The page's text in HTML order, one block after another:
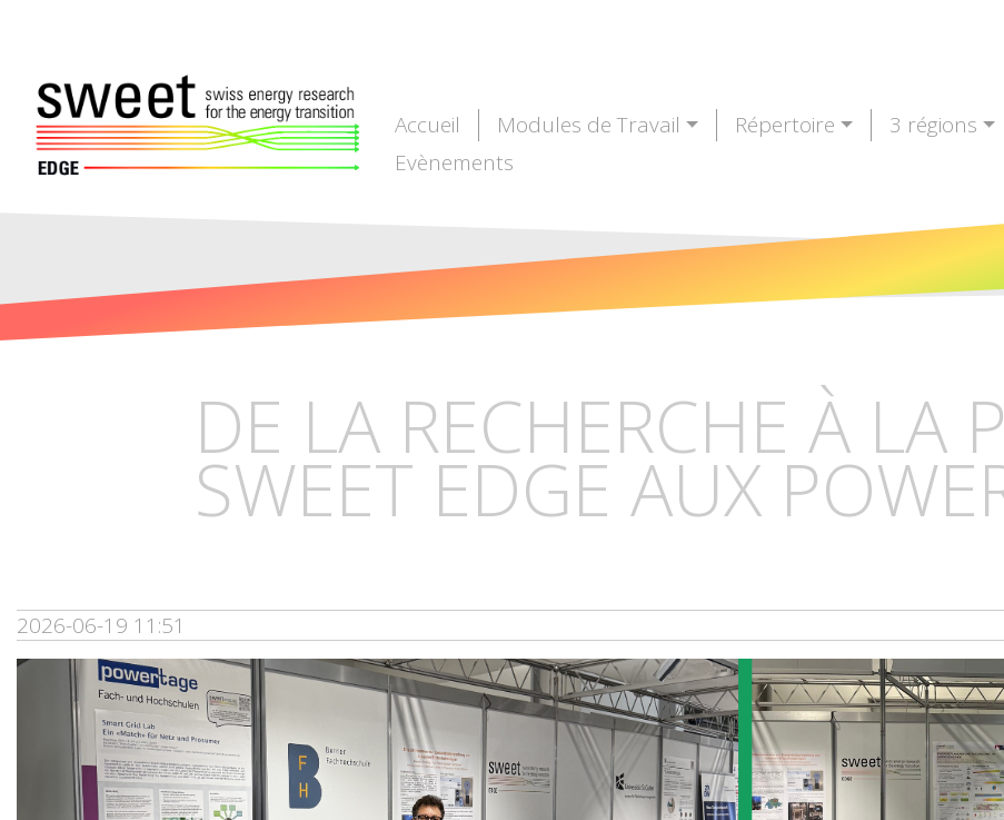
Accueil Modules de Travail Répertoire 3 régions
Evènements
DE LA RECHERCHE À LA
SWEET EDGE AUX
2026-06-19 11:51